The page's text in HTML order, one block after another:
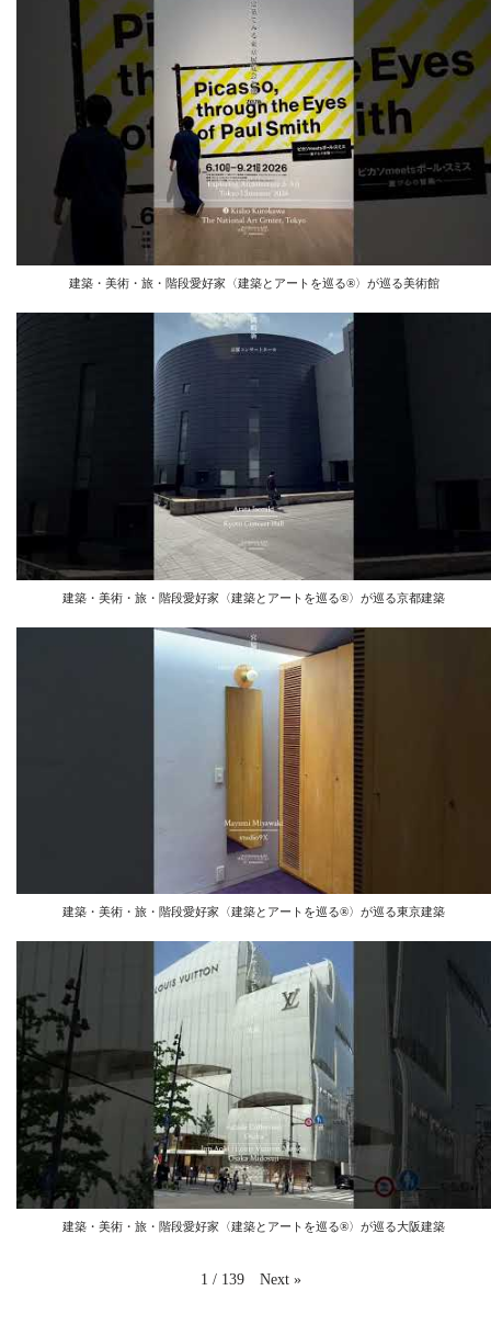
建築・美術・旅・階段愛好家〈建築とアートを巡る®︎〉が巡る美術館
建築・美術・旅・階段愛好家〈建築とアートを巡る®️〉が巡る京都建築
建築・美術・旅・階段愛好家〈建築とアートを巡る®️〉が巡る東京建築
建築・美術・旅・階段愛好家〈建築とアートを巡る®️〉が巡る大阪建築
1 / 139 Next »